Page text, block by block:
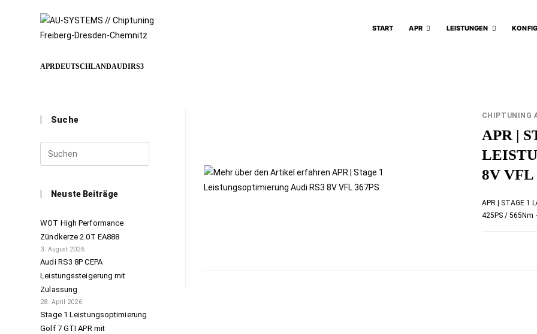
START APR LEISTUNGEN
APRDEUTSCHLANDAUDIRS3
CHIPTUNING
APR |
8V VFL
APR | STAGE 1
425PS / 565Nm
Suche
Neuste Beiträge
WOT High Performance
Zündkerze 2.0T EA888
3. August 2026
Audi RS3 8P CEPA
Leistungssteigerung mit
Zulassung
28. April 2026
Stage 1 Leistungsoptimierung
Golf 7 GTI APR mit